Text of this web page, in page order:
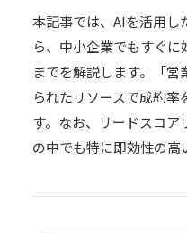
本記事では、AIを活用し
ら、中小企業でもすぐ
までを解説します。「
られたリソースで成約
す。なお、リードスコア
の中でも特に即効性の高